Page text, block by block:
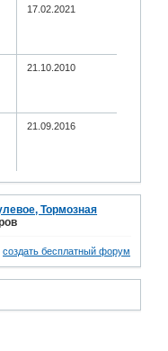
17.02.2021
21.10.2010
21.09.2016
Тормозная
создать бесплатный форум